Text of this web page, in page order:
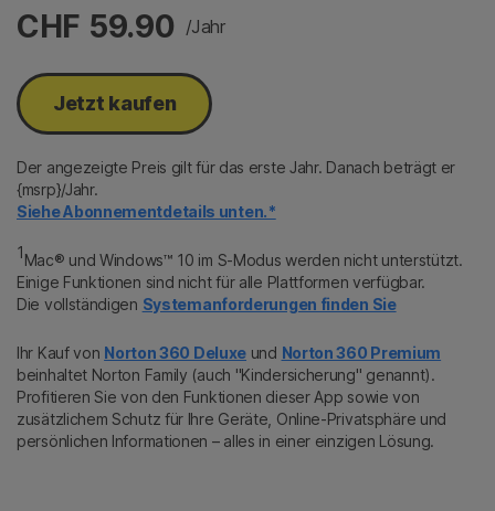
CHF 59.90 /Jahr
Jetzt kaufen
Der angezeigte Preis gilt für das erste Jahr. Danach beträgt er
{msrp}/Jahr.
Siehe Abonnementdetails unten.*
1Mac® und Windows™ 10 im S-Modus werden nicht unterstützt.
Einige Funktionen sind nicht für alle Plattformen verfügbar.
Die vollständigen Systemanforderungen finden Sie
Ihr Kauf von Norton 360 Deluxe und Norton 360 Premium
beinhaltet Norton Family (auch "Kindersicherung" genannt).
Profitieren Sie von den Funktionen dieser App sowie von
zusätzlichem Schutz für Ihre Geräte, Online-Privatsphäre und
persönlichen Informationen – alles in einer einzigen Lösung.